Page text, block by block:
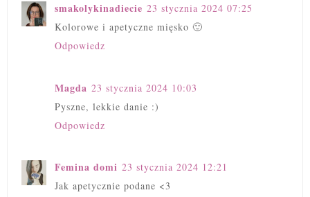
smakolykinadiecie 23 stycznia 2024 07:25
Kolorowe i apetyczne mięsko 🙂
Odpowiedz
Magda 23 stycznia 2024 10:03
Pyszne, lekkie danie :)
Odpowiedz
Femina domi 23 stycznia 2024 12:21
Jak apetycznie podane <3